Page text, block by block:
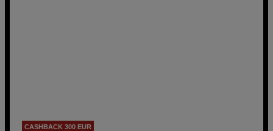
CASHBACK 300 EUR